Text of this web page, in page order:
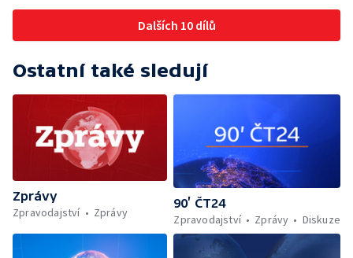
Dalších 10 dílů
Ostatní také sledují
Zprávy
Zpravodajství
Zprávy
90’ ČT24
Zpravodajství
Zprávy Diskuze